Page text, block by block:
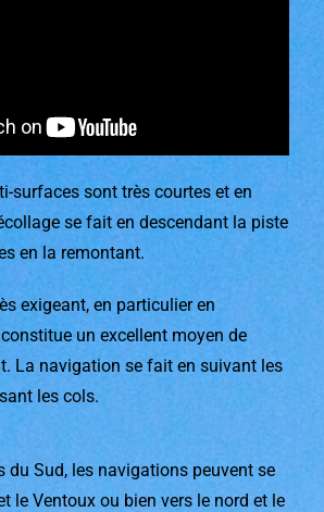
surfaces sont très courtes et en
se fait en descendant la piste
en la remontant.
exigeant, en particulier en
un excellent moyen de
La navigation se fait en suivant les
les cols.
du Sud, les navigations peuvent se
le Ventoux ou bien vers le nord et le